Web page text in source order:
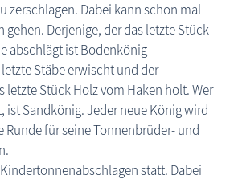
zerschlagen. Dabei kann schon mal
gehen. Derjenige, der das letzte Stück
abschlägt ist Bodenkönig –
Stäbe erwischt und der
letzte Stück Holz vom Haken holt. Wer
ist Sandkönig. Jeder neue König wird
Runde für seine Tonnenbrüder- und
statt. Dabei